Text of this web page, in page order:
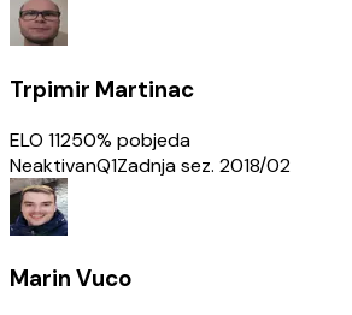
Trpimir Martinac
ELO 11250% pobjeda
NeaktivanQ1Zadnja sez. 2018/02
Marin Vuco